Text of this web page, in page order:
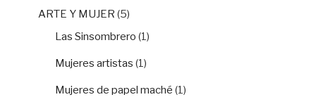
ARTE Y MUJER (5)
Las Sinsombrero (1)
Mujeres artistas (1)
Mujeres de papel maché (1)